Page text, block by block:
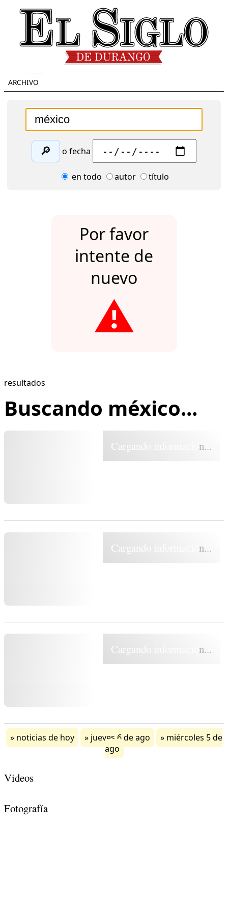
ARCHIVO
🔎 o fecha
en todo autor título
Por favor
intente de
nuevo
⚠️
resultados
Buscando méxico...
Cargando información...
Cargando información...
Cargando información...
noticias de hoy jueves 6 de ago
miércoles 5 de
ago
Videos
Fotografía